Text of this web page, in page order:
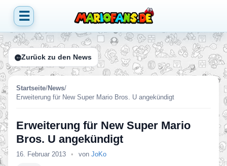
☰
Zurück zu den News
Startseite/News/
Erweiterung für New Super Mario Bros. U angekündigt
Erweiterung für New Super Mario
Bros. U angekündigt
16. Februar 2013 • von JoKo